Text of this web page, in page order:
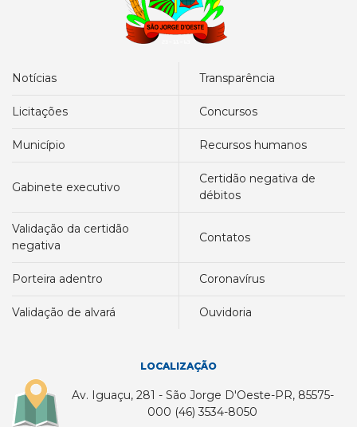
notícias transparência
licitações concursos
município recursos humanos
gabinete executivo
certidão negativa de
débitos
validação da certidão
negativa
contatos
porteira adentro coronavírus
validação de alvará ouvidoria
LOCALIZAÇÃO
Av. Iguaçu, 281 - São Jorge D'Oeste-PR, 85575-
000 (46) 3534-8050